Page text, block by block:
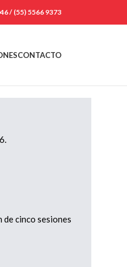
/ (55) 5566 9373
CONTACTO
de cinco sesiones